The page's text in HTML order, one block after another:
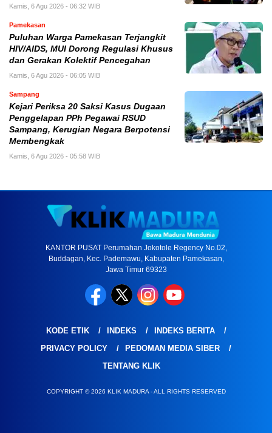
Kamis, 6 Agu 2026 - 06:32 WIB
Pamekasan
Puluhan Warga Pamekasan Terjangkit
HIV/AIDS, MUI Dorong Regulasi Khusus
dan Gerakan Kolektif Pencegahan
Kamis, 6 Agu 2026 - 06:05 WIB
Sampang
Kejari Periksa 20 Saksi Kasus Dugaan
Penggelapan PPh Pegawai RSUD
Sampang, Kerugian Negara Berpotensi
Membengkak
Kamis, 6 Agu 2026 - 05:58 WIB
KANTOR PUSAT Perumahan Jokotole Regency No.02,
Buddagan, Kec. Pademawu, Kabupaten Pamekasan,
Jawa Timur 69323
KODE ETIK INDEKS
INDEKS BERITA
PRIVACY POLICY
PEDOMAN MEDIA SIBER
TENTANG KLIK
COPYRIGHT © 2026 KLIK MADURA - ALL RIGHTS RESERVED